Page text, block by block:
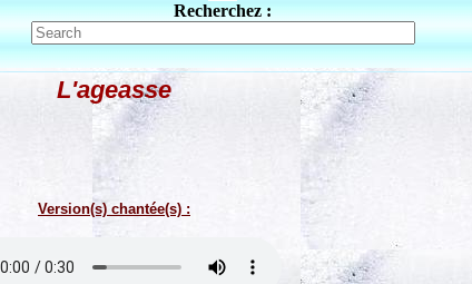
Recherchez :
L'ageasse
Version(s) chantée(s) :